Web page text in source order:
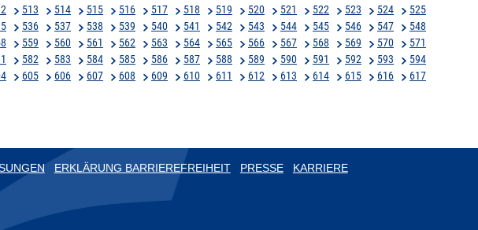
513 514 515 516 517 518 519 520 521 522 523 524
525
536 537 538 539 540 541 542 543 544 545 546 547
548
559 560 561 562 563 564 565 566 567 568 569 570
571
582 583 584 585 586 587 588 589 590 591 592 593
594
605 606 607 608 609 610 611 612 613 614 615 616
617
ERKLÄRUNG BARRIEREFREIHEIT PRESSE
KARRIERE